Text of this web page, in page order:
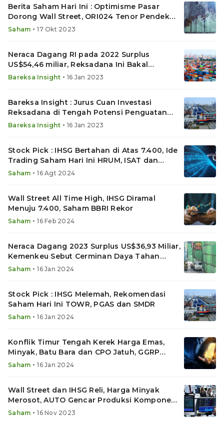
Berita Saham Hari Ini : Optimisme Pasar
Dorong Wall Street, ORI024 Tenor Pendek
Laris, RGAS IPO
Saham • 17 Okt 2023
Neraca Dagang RI pada 2022 Surplus
US$54,46 miliar, Reksadana Ini Bakal
Sumringah
Bareksa Insight • 16 Jan 2023
Bareksa Insight : Jurus Cuan Investasi
Reksadana di Tengah Potensi Penguatan
Obligasi Negara
Bareksa Insight • 16 Jan 2023
Stock Pick : IHSG Bertahan di Atas 7.400, Ide
Trading Saham Hari Ini HRUM, ISAT dan
MTDL
Saham • 16 Agt 2024
Wall Street All Time High, IHSG Diramal
Menuju 7.400, Saham BBRI Rekor
Saham • 16 Feb 2024
Neraca Dagang 2023 Surplus US$36,93 Miliar,
Kemenkeu Sebut Cerminan Daya Tahan
Ekonomi
Saham • 16 Jan 2024
Stock Pick : IHSG Melemah, Rekomendasi
Saham Hari Ini TOWR, PGAS dan SMDR
Saham • 16 Jan 2024
Konflik Timur Tengah Kerek Harga Emas,
Minyak, Batu Bara dan CPO Jatuh, GGRP
Ekspor Baja
Saham • 16 Jan 2024
Wall Street dan IHSG Reli, Harga Minyak
Merosot, AUTO Gencar Produksi Komponen
EV
Saham • 16 Nov 2023